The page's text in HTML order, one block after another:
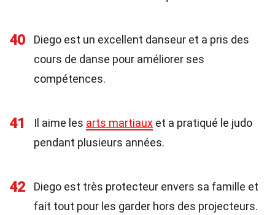
40
Diego est un excellent danseur et a pris des
cours de danse pour améliorer ses
compétences.
41 Il aime les arts martiaux et a pratiqué le judo
pendant plusieurs années.
42
Diego est très protecteur envers sa famille et
fait tout pour les garder hors des projecteurs.